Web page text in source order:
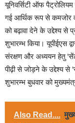
यूनिवर्सिटी ऑफ
गई आर्थिक रूप से कमजोर
को बढ़ावा देने के उद्देश्य से
शुभारम्भ किया। यूपीईएस
संरक्षण और अध्ययन हेतु
पीढ़ी से जोड़ने के उद्देश्य से
शुभारम्भ बुधवार को
Also Read....